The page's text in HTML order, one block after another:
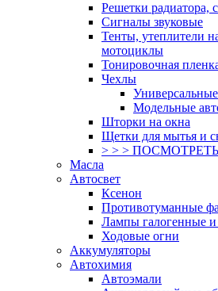
Решетки радиатора,
Сигналы звуковые
Тенты, утеплители
мотоциклы
Тонировочная
Чехлы
Модельные
Шторки на окна
Щетки для мытья и
> > >
Масла
Автосвет
Ксенон
Противотуманные
Лампы галогенные и
Ходовые огни
Аккумуляторы
Автохимия
Автоэмали